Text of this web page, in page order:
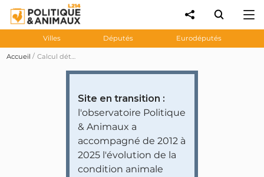
Villes Députés Eurodéputés
Accueil Calcul détaillé des notes
Site en transition :
l'observatoire Politique
& Animaux a
accompagné de 2012 à
2025 l'évolution de la
condition animale